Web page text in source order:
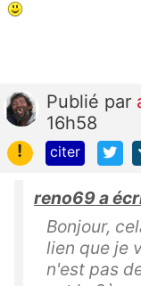
Publié par
16h58
!
citer
reno69 a
Bonjour,
lien que je
n'est pas